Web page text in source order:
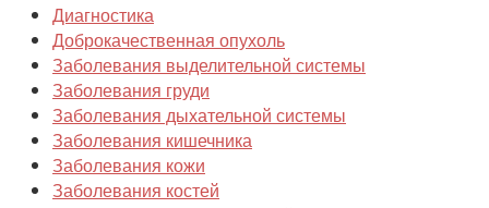
Диагностика
Доброкачественная опухоль
Заболевания выделительной системы
Заболевания груди
Заболевания дыхательной системы
Заболевания кишечника
Заболевания кожи
Заболевания костей